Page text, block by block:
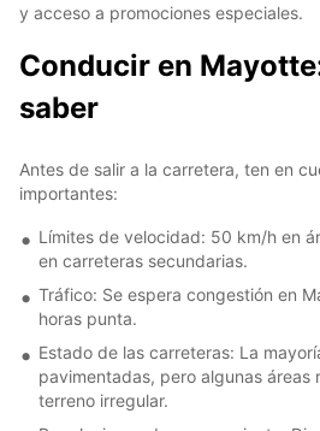
y acceso a promociones especiales.
Conducir en
saber
Antes de salir a la carretera, ten en
importantes:
Límites de velocidad: 50 km/h en
en carreteras secundarias.
Tráfico: Se espera congestión en
horas punta.
Estado de las carreteras: La
pavimentadas, pero algunas áreas
terreno irregular.